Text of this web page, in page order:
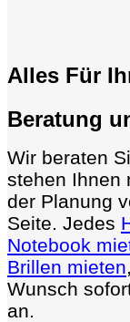
Alles Für
Beratung
Wir beraten
stehen Ihnen
der Planung
Seite. Jedes
Notebook
Brillen mieten
Wunsch
an.